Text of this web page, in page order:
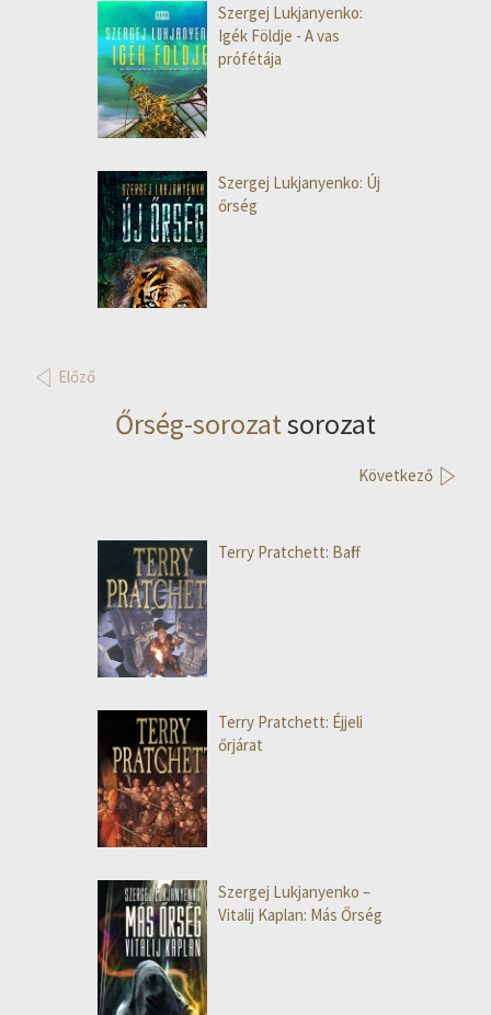
Szergej Lukjanyenko:
Igék Földje - A vas
prófétája
Szergej Lukjanyenko: Új
őrség
Előző
Őrség-sorozatsorozat
Következő
Terry Pratchett: Baff!
Terry Pratchett: Éjjeli
őrjárat
Szergej Lukjanyenko –
Vitalij Kaplan: Más Őrség